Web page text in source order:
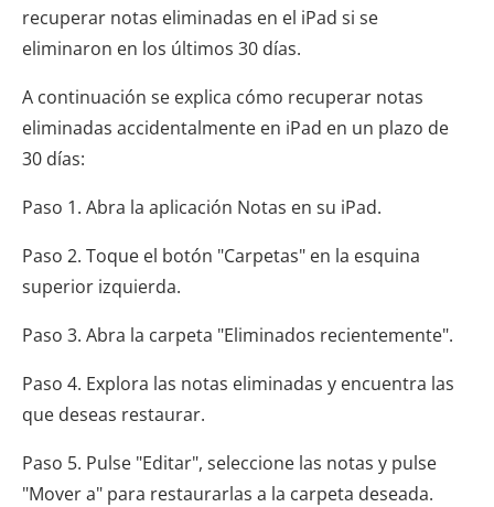
recuperar notas eliminadas en el iPad si se
eliminaron en los últimos 30 días.
A continuación se explica cómo recuperar notas
eliminadas accidentalmente en iPad en un plazo de
30 días:
Paso 1. Abra la aplicación Notas en su iPad.
Paso 2. Toque el botón "Carpetas" en la esquina
superior izquierda.
Paso 3. Abra la carpeta "Eliminados recientemente".
Paso 4. Explora las notas eliminadas y encuentra las
que deseas restaurar.
Paso 5. Pulse "Editar", seleccione las notas y pulse
"Mover a" para restaurarlas a la carpeta deseada.